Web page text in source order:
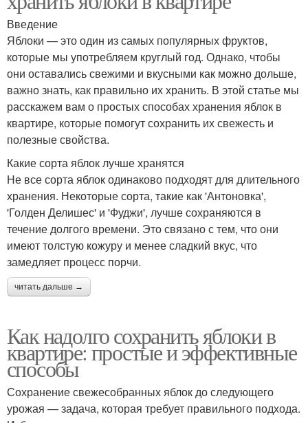
Введение
Яблоки — это один из самых популярных фруктов,
которые мы употребляем круглый год. Однако, чтобы
они оставались свежими и вкусными как можно дольше,
важно знать, как правильно их хранить. В этой статье мы
расскажем вам о простых способах хранения яблок в
квартире, которые помогут сохранить их свежесть и
полезные свойства.
Какие сорта яблок лучше хранятся
Не все сорта яблок одинаково подходят для длительного
хранения. Некоторые сорта, такие как 'Антоновка',
'Голден Делишес' и 'Фуджи', лучше сохраняются в
течение долгого времени. Это связано с тем, что они
имеют толстую кожуру и менее сладкий вкус, что
замедляет процесс порчи.
читать дальше →
Как надолго сохранить яблоки в
квартире: простые и эффективные
способы
Сохранение свежесобранных яблок до следующего
урожая — задача, которая требует правильного подхода.